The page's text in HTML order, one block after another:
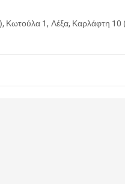
1, Λέξα, Καρλάφτη 10